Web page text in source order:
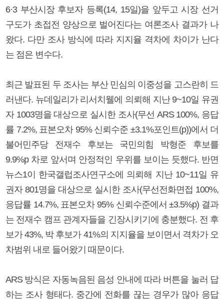
6·3 부산시장 후보자 등록(14, 15일)을 앞두고 시장 선거
구도가 초접전 양상으로 벌어진다는 여론조사 결과가 나
왔다. 다만 조사 방식에 따라 지지율 격차에 차이가 난다
는 점은 변수다.
최근 발표된 두 조사는 부산 민심의 이중성을 고스란히 드
러낸다. 뉴데일리가 리서치웰에 의뢰해 지난 9~10일 유권
자 1003명을 대상으로 실시한 조사(무선 ARS 100%, 응답
률 7.2%, 표본오차 95% 신뢰수준 ±3.1%포인트(p))에서 더
불어민주당 전재수 후보는 국민의힘 박형준 후보를
9.9%p 차로 앞서며 안정적인 우위를 보이는 듯했다. 반면
뉴스1이 한국갤럽조사연구소에 의뢰해 지난 10~11일 유
권자 801명을 대상으로 실시한 조사(무선전화면접 100%,
응답률 14.7%, 표본오차 95% 신뢰수준에서 ±3.5%p) 결과
는 전재수 캠프 관계자들을 긴장시키기에 충분했다. 전 후
보가 43%, 박 후보가 41%의 지지율을 보이면서 격차가 오
차범위 내로 들어왔기 때문이다.
ARS 방식은 자동녹음된 음성 안내에 따라 버튼을 눌러 답
하는 조사 형태다. 중간에 전화를 끊는 경우가 많아 응답